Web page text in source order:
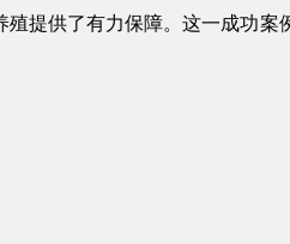
殖提供了有力保障。这一成功案